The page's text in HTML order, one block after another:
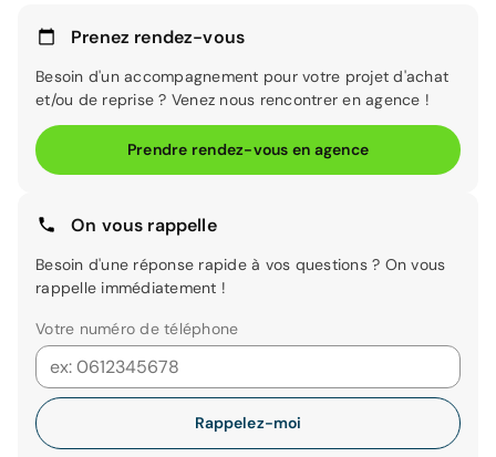
Prenez rendez-vous
Besoin d'un accompagnement pour votre projet d'achat
et/ou de reprise ? Venez nous rencontrer en agence !
Prendre rendez-vous en agence
On vous rappelle
Besoin d'une réponse rapide à vos questions ? On vous
rappelle immédiatement !
Votre numéro de téléphone
Rappelez-moi